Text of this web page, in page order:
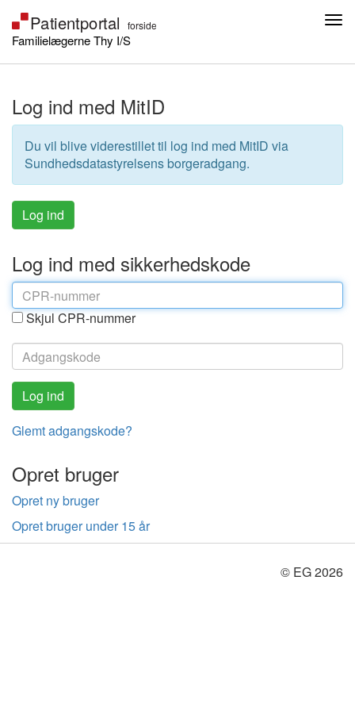
Familielægerne Thy I/S
Log ind med MitID
Du vil blive viderestillet til log ind med MitID via
Sundhedsdatastyrelsens borgeradgang.
Log ind med sikkerhedskode
Skjul CPR-nummer
Glemt adgangskode?
Opret bruger
Opret ny bruger
Opret bruger under 15 år
© EG 2026